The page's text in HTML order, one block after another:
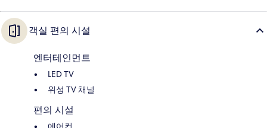
객실 편의 시설
엔터테인먼트
LED TV
위성 TV 채널
편의 시설